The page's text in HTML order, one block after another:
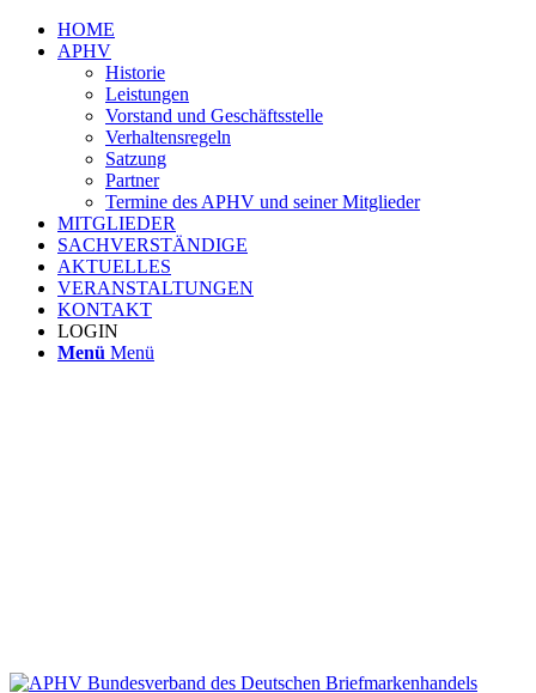
HOME
APHV
Historie
Leistungen
Vorstand und Geschäftsstelle
Verhaltensregeln
Satzung
Partner
Termine des APHV und seiner Mitglieder
MITGLIEDER
SACHVERSTÄNDIGE
AKTUELLES
VERANSTALTUNGEN
KONTAKT
LOGIN
Menü Menü